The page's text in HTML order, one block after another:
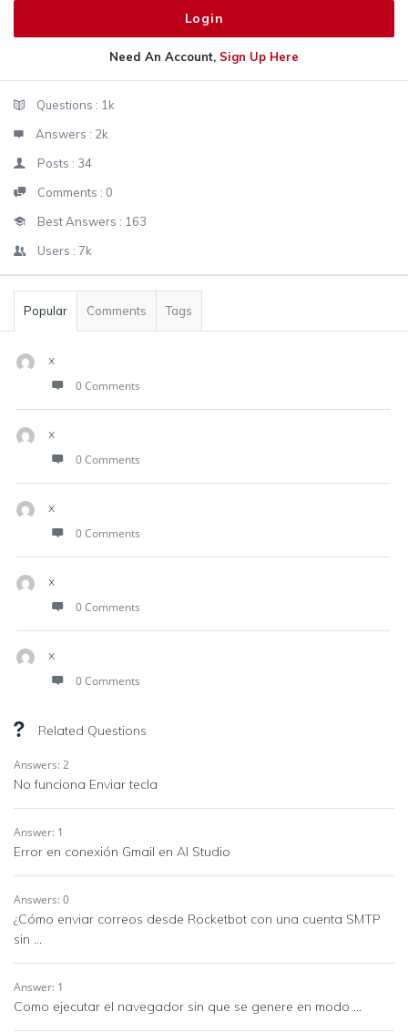
Need An Account, Sign Up Here
StatsQuestions : 1k
Answers : 2k
Posts : 34
Comments : 0
Best Answers : 163
Users : 7k
Popular Comments Tags
x
0 Comments
x
0 Comments
x
0 Comments
x
0 Comments
x
0 Comments
Related Questions
Answers: 2
No funciona Enviar tecla
Answer: 1
Error en conexión Gmail en AI Studio
Answers: 0
¿Cómo enviar correos desde Rocketbot con una cuenta SMTP
sin ...
Answer: 1
Como ejecutar el navegador sin que se genere en modo ...